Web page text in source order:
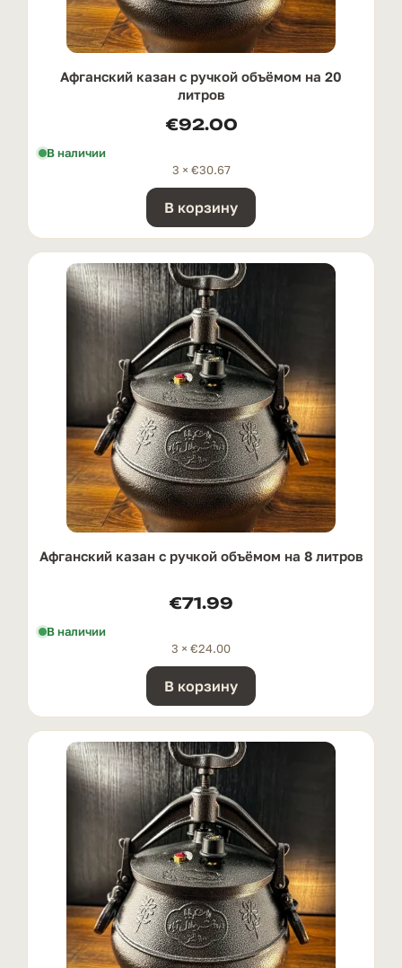
Афганский казан с ручкой oбъёмом на 20
литров
€92.00
В наличии
3 × €30.67
В корзину
Афганский казан с ручкой oбъёмом на 8 литров
€71.99
В наличии
3 × €24.00
В корзину